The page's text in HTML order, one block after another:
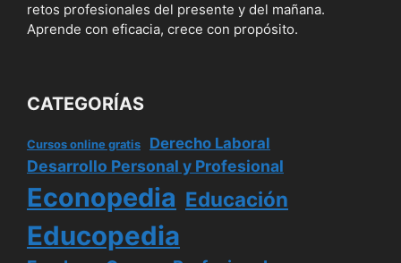
retos profesionales del presente y del mañana.
Aprende con eficacia, crece con propósito.
CATEGORÍAS
Cursos online gratis Derecho Laboral
Desarrollo Personal y Profesional
Econopedia Educación
Educopedia